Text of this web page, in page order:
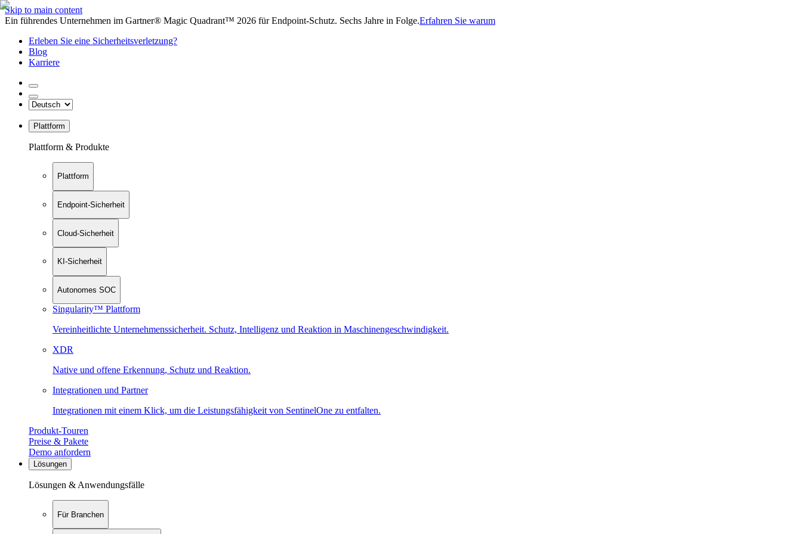
Skip to main content
Ein führendes Unternehmen im Gartner® Magic Quadrant™ 2026 für Endpoint-Schutz. Sechs Jahre in Folge.Erfahren Sie warum
Erleben Sie eine Sicherheitsverletzung?
Blog
Karriere
Plattform
Plattform & Produkte
Plattform
Endpoint-Sicherheit
Cloud-Sicherheit
KI-Sicherheit
Autonomes SOC
Singularity™ Plattform
Vereinheitlichte Unternehmenssicherheit. Schutz, Intelligenz und Reaktion in Maschinen­geschwindigkeit.
XDR
Native und offene Erkennung, Schutz und Reaktion.
Integrationen und Partner
Integrationen mit einem Klick, um die Leistungsfähigkeit von SentinelOne zu entfalten.
Produkt-Touren
Preise & Pakete
Demo anfordern
Lösungen
Lösungen & Anwendungsfälle
Für Branchen